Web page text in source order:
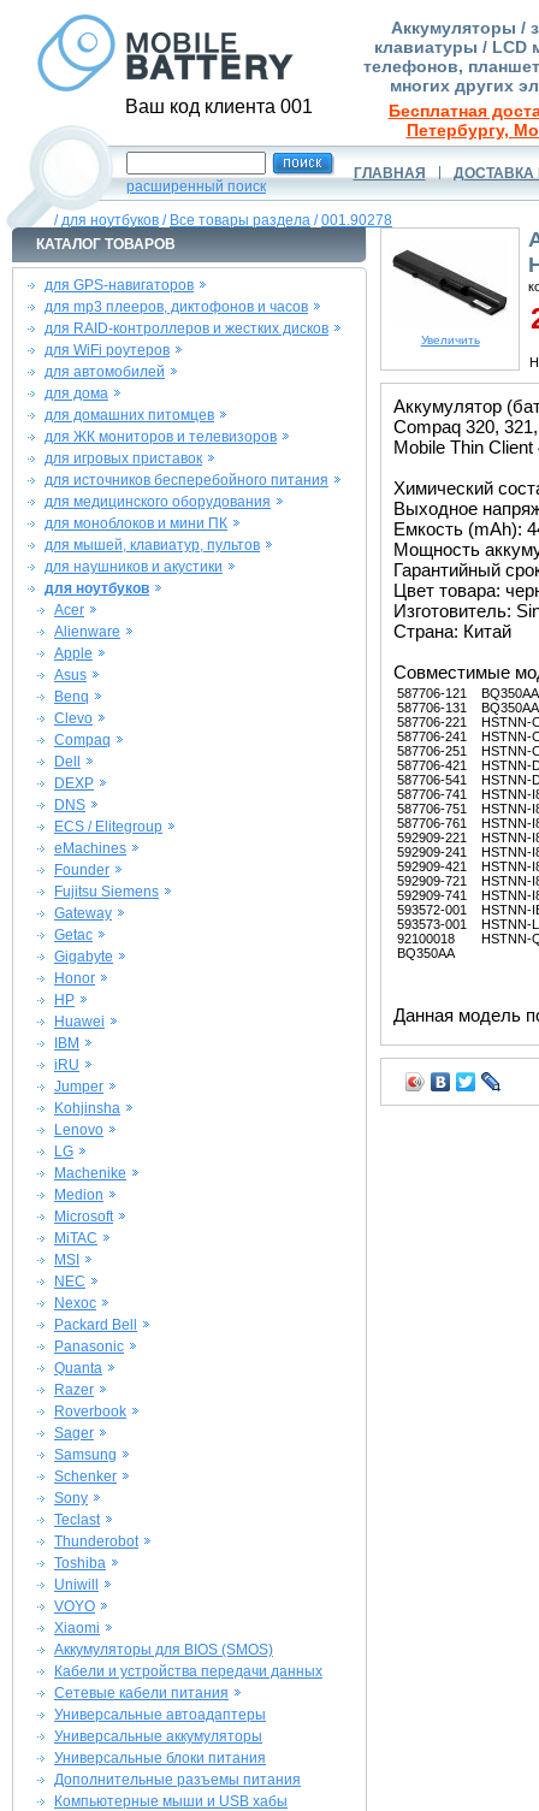
Ваш код клиента 001
Аккумуляторы /
клавиатуры / LCD
телефонов,
многих других
Бесплатная
Петербургу,
расширенный поиск
ГЛАВНАЯ ДОСТАВКА
/для ноутбуков / Все товары раздела /001.90278
КАТАЛОГ ТОВАРОВ
для GPS-навигаторов
для mp3 плееров, диктофонов и часов
для RAID-контроллеров и жестких дисков
для WiFi роутеров
для автомобилей
для дома
для домашних питомцев
для ЖК мониторов и телевизоров
для игровых приставок
для источников бесперебойного питания
для медицинского оборудования
для моноблоков и мини ПК
для мышей, клавиатур, пультов
для наушников и акустики
для ноутбуков
Acer
Alienware
Apple
Asus
Benq
Clevo
Compaq
Dell
DEXP
DNS
ECS / Elitegroup
eMachines
Founder
Fujitsu Siemens
Gateway
Getac
Gigabyte
Honor
HP
Huawei
IBM
iRU
Jumper
Kohjinsha
Lenovo
LG
Machenike
Medion
Microsoft
MiTAC
MSI
NEC
Nexoc
Packard Bell
Panasonic
Quanta
Razer
Roverbook
Sager
Samsung
Schenker
Sony
Teclast
Thunderobot
Toshiba
Uniwill
VOYO
Xiaomi
Аккумуляторы для BIOS (SMOS)
Кабели и устройства передачи данных
Сетевые кабели питания
Универсальные автоадаптеры
Универсальные аккумуляторы
Универсальные блоки питания
Дополнительные разъемы питания
Компьютерные мыши и USB хабы
Увеличить
Аккумулятор
Compaq 320,
Mobile Thin
Химический
Выходное
Емкость (mAh):
Мощность
Гарантийный
Цвет товара:
Изготовитель:
Страна: Китай
Совместимые
587706-121
587706-131
587706-221
587706-241
587706-251
587706-421
587706-541
587706-741
587706-751
587706-761
592909-221
592909-241
592909-421
592909-721
592909-741
593572-001
593573-001
92100018
BQ350AA
HSTNN-
HSTNN-
HSTNN-
HSTNN-
HSTNN-
HSTNN-
HSTNN-
HSTNN-
HSTNN-
HSTNN-
HSTNN-
HSTNN-
HSTNN-
HSTNN-
HSTNN-
HSTNN-
Данная модель